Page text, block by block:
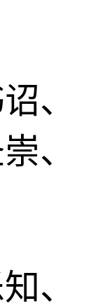
、
、
、